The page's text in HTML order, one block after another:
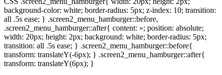
background-color: white; border-radius: 5px; z-index: 10; transition:
all .5s ease; } .screen2_menu_hamburger::before,
.screen2_menu_hamburger::after{ content: »; position: absolute;
width: 20px; height: 2px; background: white; border-radius: 5px;
transition: all .5s ease; } .screen2_menu_hamburger::before{
transform: translateY(-6px); } .screen2_menu_hamburger::after{
transform: translateY(6px); }